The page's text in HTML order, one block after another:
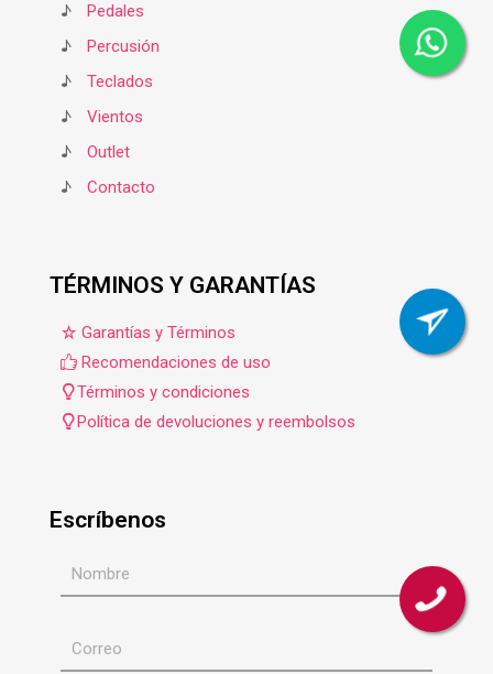
♪
Pedales
♪
Percusión
♪
Teclados
♪
Vientos
♪
Outlet
♪
Contacto
TÉRMINOS Y GARANTÍAS
Garantías y Términos
Recomendaciones de uso
Términos y condiciones
Política de devoluciones y reembolsos
Escríbenos